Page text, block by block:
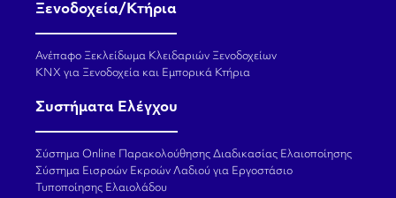
Ξενοδοχεία/Κτήρια
Ανέπαφο Ξεκλείδωμα Κλειδαριών Ξενοδοχείων
KNX για Ξενοδοχεία και Εμπορικά Κτήρια
Συστήματα Ελέγχου
Σύστημα Online Παρακολούθησης Διαδικασίας Ελαιοποίησης
Σύστημα Εισροών Εκροών Λαδιού για Εργοστάσιο
Τυποποίησης Ελαιολάδου